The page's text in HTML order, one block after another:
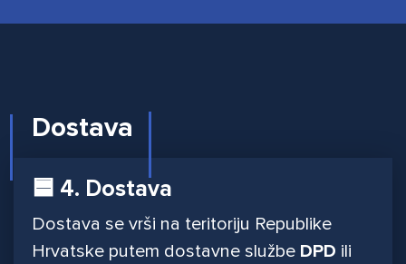
Dostava
🟦 4. Dostava
Dostava se vrši na teritoriju Republike
Hrvatske putem dostavne službe DPD ili